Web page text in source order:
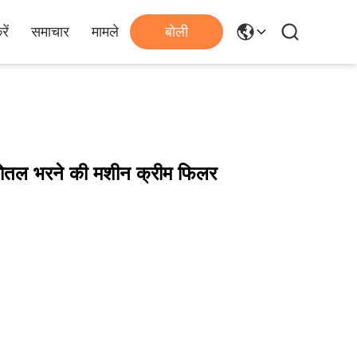
समाचार मामले बोली
भरने की मशीन क्रीम फिलर